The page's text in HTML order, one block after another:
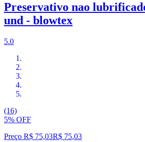
Preservativo nao
und - blowtex
5.0
(16)
5% OFF
Preço R$ 75,03R$ 75,03